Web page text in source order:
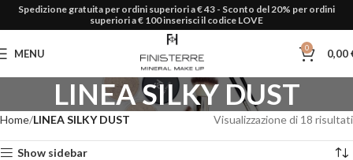
Spedizione gratuita per ordini superiori a € 43 - Sconto del 20% per ordini
superiori a € 100 inserisci il codice LOVE
MENU 0 0,00
LINEA SILKY DUST
Home LINEA SILKY DUST Visualizzazione di 18 risultati
Show sidebar